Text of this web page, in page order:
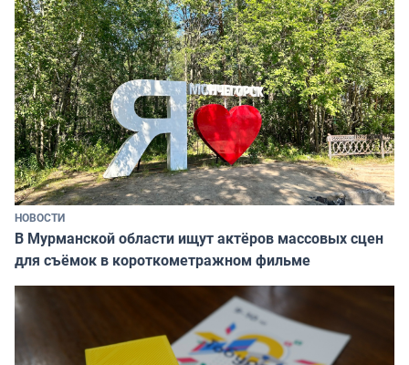
НОВОСТИ
В Мурманской области ищут актёров массовых сцен
для съёмок в короткометражном фильме